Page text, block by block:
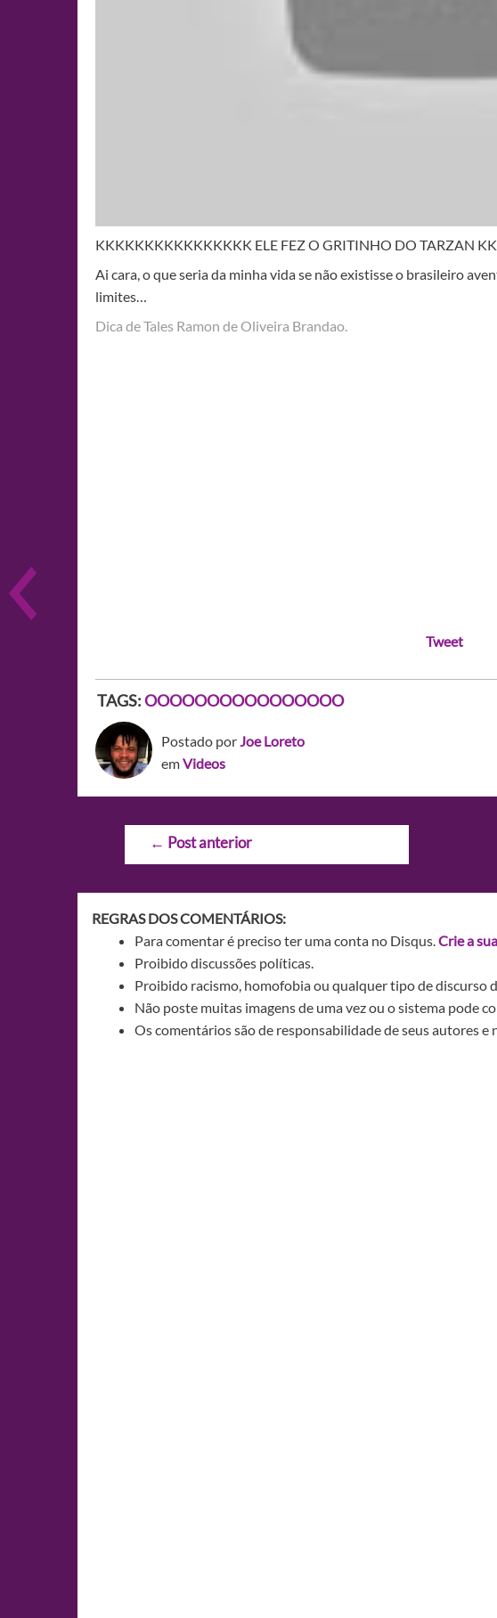
KKKKKKKKKKKKKKKK ELE FEZ O GRITINHO DO TARZAN
Ai cara, o que seria da minha vida se não existisse o brasileiro
limites…
Dica de Tales Ramon de Oliveira Brandao.
Tweet
TAGS:OOOOOOOOOOOOOOOO
Postado porJoe Loreto
emVideos
Navegação
← Post anterior
REGRAS DOS COMENTÁRIOS:
Para comentar é preciso ter uma conta no Disqus.Crie a
Proibido discussões políticas.
Proibido racismo, homofobia ou qualquer tipo de discurso
Não poste muitas imagens de uma vez ou o sistema pode
Os comentários são de responsabilidade de seus autores